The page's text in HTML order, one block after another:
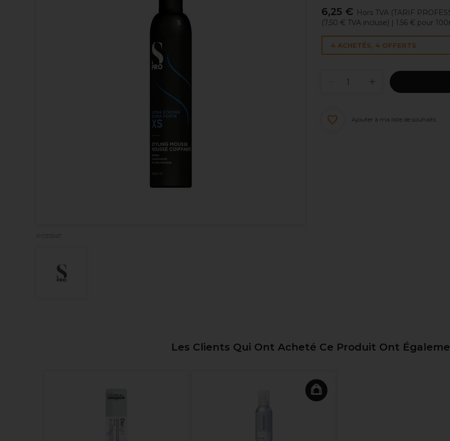
6,25 € Hors TVA (TARIF
(7,50 € TVA incluse) | 1.56 € pour
P035547
4 ACHETÉS, 4 OFFERTS
Ajouter à ma liste de souhaits
Les Clients Qui Ont Acheté Ce Produit Ont